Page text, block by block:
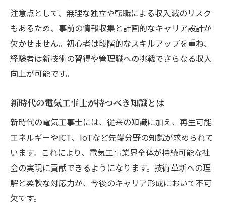
注意点として、無理な独立や転職による収入減のリスク
もあるため、事前の情報収集と計画的なキャリア設計が
欠かせません。初心者は段階的なスキルアップを重ね、
経験者は新技術の習得や管理職への挑戦でさらなる収入
向上が可能です。
新時代の電気工事士が持つべき知識とは
新時代の電気工事士には、従来の知識に加え、再生可能
エネルギーやICT、IoTなど先端分野の知識が求められて
います。これにより、電気工事業界全体が持続可能な社
会の実現に貢献できるようになります。技術革新への理
解と柔軟な対応力が、今後のキャリア形成において不可
欠です。